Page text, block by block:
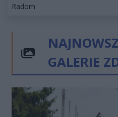
Kategorie artykułu:
Radom
GALERIE